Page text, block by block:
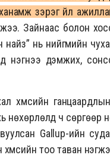
зэрэг үйл
Зайнаас болон
найз” нь нийгмийн
нэгнээ дэмжих,
хүмүүсийн
нөхөрлөлд ч
Gallup-ийн
тоо таван